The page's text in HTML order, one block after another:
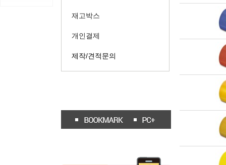
재고박스
개인결제
제작/견적문의